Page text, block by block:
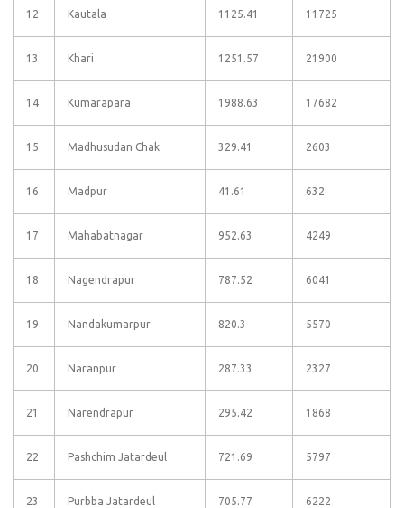
12 Kautala 1125.41 11725
13 Khari 1251.57 21900
14 Kumarapara 1988.63 17682
15 Madhusudan Chak 329.41 2603
16 Madpur 41.61 632
17 Mahabatnagar 952.63 4249
18 Nagendrapur 787.52 6041
19 Nandakumarpur 820.3 5570
20 Naranpur 287.33 2327
21 Narendrapur 295.42 1868
22 Pashchim Jatardeul 721.69 5797
23 Purbba Jatardeul 705.77 6222